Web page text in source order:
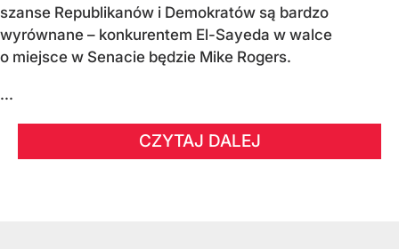
szanse Republikanów i Demokratów są bardzo
wyrównane – konkurentem El-Sayeda w walce
o miejsce w Senacie będzie Mike Rogers.
...
CZYTAJ DALEJ